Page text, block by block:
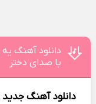
دانلود آهنگ
با صدای دختر
دانلود آهنگ جدید